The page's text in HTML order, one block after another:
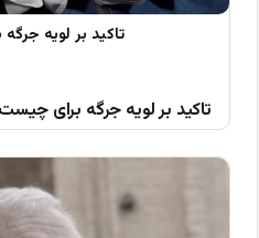
تاکید بر لویه جرگه برای